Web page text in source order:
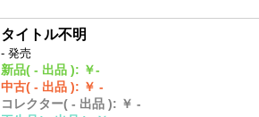
タイトル不明
- 発売
新品( - 出品 ): ￥-
中古( - 出品 ): ￥ -
コレクター( - 出品 ): ￥ -